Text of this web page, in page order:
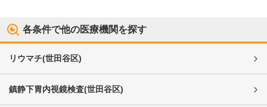
各条件で他の医療機関を探す
リウマチ(世田谷区)
鎮静下胃内視鏡検査(世田谷区)